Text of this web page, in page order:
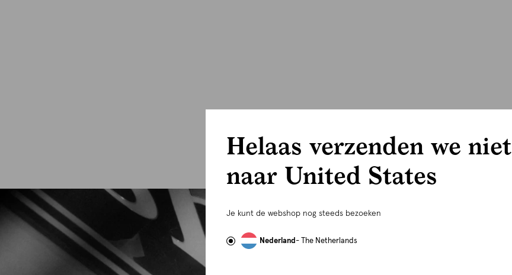
Helaas verzenden we niet
naar United States
Je kunt de webshop nog steeds bezoeken
Nederland- The Netherlands